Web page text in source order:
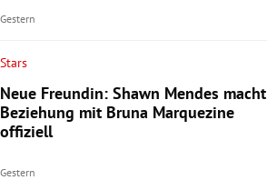
Gestern
Stars
Neue Freundin: Shawn Mendes macht
Beziehung mit Bruna Marquezine
offiziell
Gestern